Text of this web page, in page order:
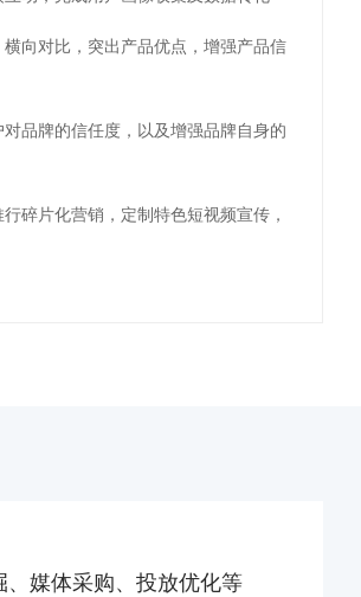
向对比，突出产品优点，增强产品信
品牌的信任度，以及增强品牌自身的
碎片化营销，定制特色短视频宣传，
媒体采购、投放优化等